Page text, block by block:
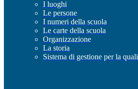
I luoghi
Le persone
I numeri della scuola
Le carte della scuola
Organizzazione
La storia
Sistema di gestione per la